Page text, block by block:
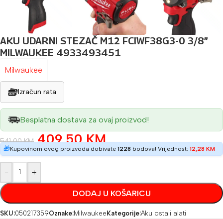
AKU UDARNI STEZAČ M12 FCIWF38G3-0 3/8”
MILWAUKEE 4933493451
Milwaukee
Izračun rata
Besplatna dostava za ovaj proizvod!
541,00KM 409,50KM
🎁Kupovinom ovog proizvoda dobivate 1228 bodova! Vrijednost: 12,28 KM
- +
DODAJ U KOŠARICU
SKU:050217359Oznake:Milwaukee Kategorije:Aku ostali alati